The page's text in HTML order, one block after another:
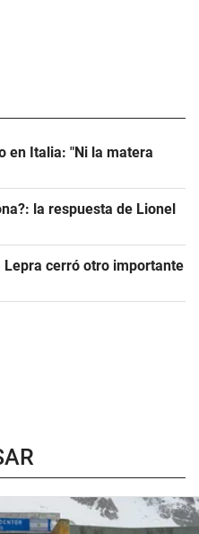
en Italia: "Ni la matera
la respuesta de Lionel
Lepra cerró otro importante